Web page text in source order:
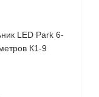
LED Park 6-
К1-9